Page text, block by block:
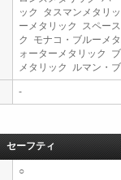
ック タスマンメタリ
ーメタリック スペー
ク モナコ・ブルーメ
ォーターメタリック
メタリック ルマン・
-
セーフティ
○